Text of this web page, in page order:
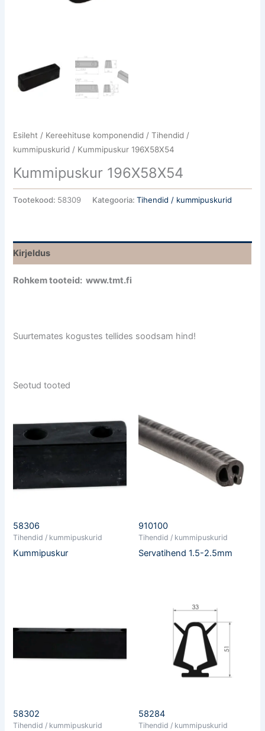
Esileht / Kereehituse komponendid /Tihendid /
kummipuskurid / Kummipuskur 196X58X54
Kummipuskur 196X58X54
Tootekood: 58309 Kategooria:Tihendid / kummipuskurid
Kirjeldus
Rohkem tooteid: www.tmt.fi
Suurtemates kogustes tellides soodsam hind!
Seotud tooted
58306
Tihendid / kummipuskurid
Kummipuskur
910100
Tihendid / kummipuskurid
Servatihend 1.5-2.5mm
58302
Tihendid / kummipuskurid
58284
Tihendid / kummipuskurid